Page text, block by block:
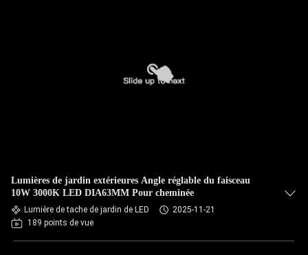
Lumières de jardin extérieures Angle réglable du faisceau
10W 3000K LED DIA63MM Pour cheminée
Lumière de tache de jardin de LED
2025-11-21
189 points de vue